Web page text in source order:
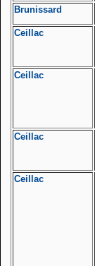
Brunissard
Ceillac
Ceillac
Ceillac
Ceillac